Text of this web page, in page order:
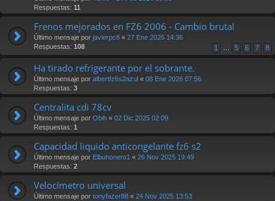
Respuestas: 11
Frenos mejorados en FZ6 2006 - Cambio brutal
Último mensaje por javierpc8 « 27 Ene 2026 14:36
Respuestas: 108 1 5 6 7 8
Ha tirado refrigerante por el sobrante.
Último mensaje por albertfz6s2azul « 08 Ene 2026 07:56
Respuestas: 3
Centralita cdi 78cv
Último mensaje por Obih « 02 Dic 2025 02:09
Respuestas: 1
Capacidad liquido anticongelante fz6 s2
Último mensaje por Elbuhonero1 « 26 Nov 2025 19:49
Respuestas: 2
Velocímetro universal
Último mensaje por tonyfazer88 « 24 Nov 2025 13:53